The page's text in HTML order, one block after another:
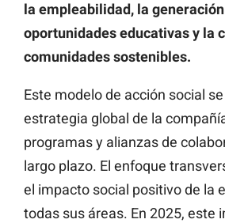
la empleabilidad, la
oportunidades educativas y la
comunidades sostenibles.
Este modelo de acción social
estrategia global de la
programas y alianzas de
largo plazo. El enfoque
el impacto social positivo de la
todas sus áreas. En 2025, este